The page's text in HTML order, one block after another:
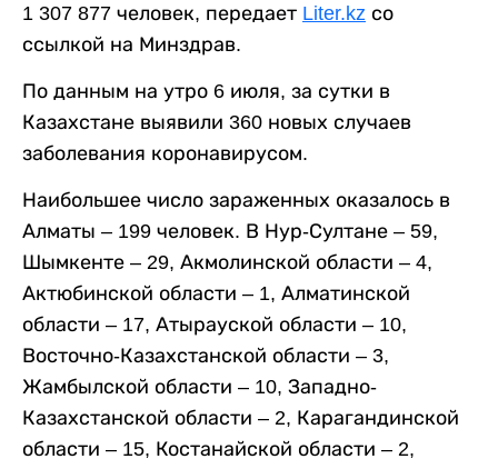
1 307 877 человек, передает Liter.kz со
ссылкой на Минздрав.
По данным на утро 6 июля, за сутки в
Казахстане выявили 360 новых случаев
заболевания коронавирусом.
Наибольшее число зараженных оказалось в
Алматы – 199 человек. В Нур-Султане – 59,
Шымкенте – 29, Акмолинской области – 4,
Актюбинской области – 1, Алматинской
области – 17, Атырауской области – 10,
Восточно-Казахстанской области – 3,
Жамбылской области – 10, Западно-
Казахстанской области – 2, Карагандинской
области – 15, Костанайской области – 2,